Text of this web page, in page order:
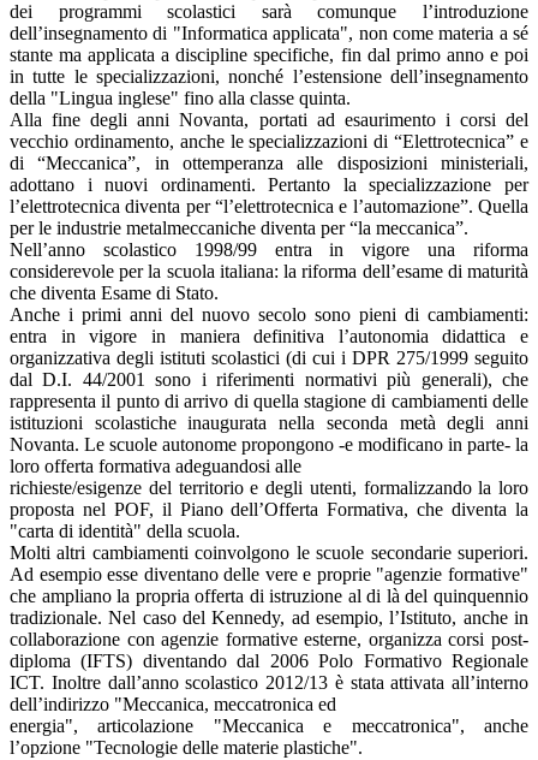
dei programmi scolastici sarà comunque l’introduzione
dell’insegnamento di "Informatica applicata", non come materia a sé
stante ma applicata a discipline specifiche, fin dal primo anno e poi
in tutte le specializzazioni, nonché l’estensione dell’insegnamento
della "Lingua inglese" fino alla classe quinta.
Alla fine degli anni Novanta, portati ad esaurimento i corsi del
vecchio ordinamento, anche le specializzazioni di “Elettrotecnica” e
di “Meccanica”, in ottemperanza alle disposizioni ministeriali,
adottano i nuovi ordinamenti. Pertanto la specializzazione per
l’elettrotecnica diventa per “l’elettrotecnica e l’automazione”. Quella
per le industrie metalmeccaniche diventa per “la meccanica”.
Nell’anno scolastico 1998/99 entra in vigore una riforma
considerevole per la scuola italiana: la riforma dell’esame di maturità
che diventa Esame di Stato.
Anche i primi anni del nuovo secolo sono pieni di cambiamenti:
entra in vigore in maniera definitiva l’autonomia didattica e
organizzativa degli istituti scolastici (di cui i DPR 275/1999 seguito
dal D.I. 44/2001 sono i riferimenti normativi più generali), che
rappresenta il punto di arrivo di quella stagione di cambiamenti delle
istituzioni scolastiche inaugurata nella seconda metà degli anni
Novanta. Le scuole autonome propongono -e modificano in parte- la
loro offerta formativa adeguandosi alle
richieste/esigenze del territorio e degli utenti, formalizzando la loro
proposta nel POF, il Piano dell’Offerta Formativa, che diventa la
"carta di identità" della scuola.
Molti altri cambiamenti coinvolgono le scuole secondarie superiori.
Ad esempio esse diventano delle vere e proprie "agenzie formative"
che ampliano la propria offerta di istruzione al di là del quinquennio
tradizionale. Nel caso del Kennedy, ad esempio, l’Istituto, anche in
collaborazione con agenzie formative esterne, organizza corsi post-
diploma (IFTS) diventando dal 2006 Polo Formativo Regionale
ICT. Inoltre dall’anno scolastico 2012/13 è stata attivata all’interno
dell’indirizzo "Meccanica, meccatronica ed
energia", articolazione "Meccanica e meccatronica", anche
l’opzione "Tecnologie delle materie plastiche".